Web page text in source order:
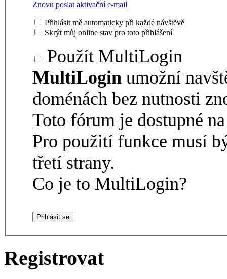
Znovu poslat aktivační e-mail
Přihlásit mě automaticky při každé návštěvě
Skrýt můj online stav pro toto přihlášení
Použít MultiLogin
MultiLogin umožní
doménách bez nutnosti
Toto fórum je dostupné
Pro použití funkce musí
třetí strany.
Co je to MultiLogin?
Registrovat